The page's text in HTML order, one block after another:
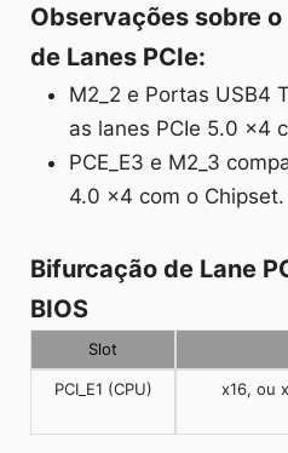
Observações sobre
de Lanes PCIe:
M2_2 e Portas USB4
as lanes PCIe 5.0 x4
PCE_E3 e M2_3
4.0 x4 com o Chipset.
Bifurcação de Lane
BIOS
Slot
PCI_E1 (CPU)
x16, ou